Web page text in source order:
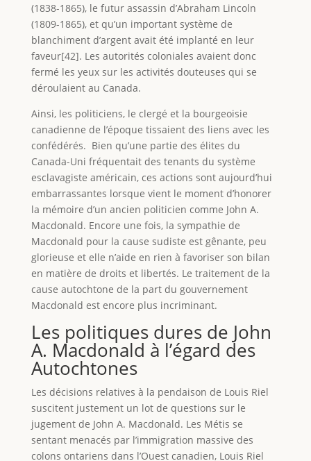
(1838-1865), le futur assassin d’Abraham Lincoln
(1809-1865), et qu’un important système de
blanchiment d’argent avait été implanté en leur
faveur[42]. Les autorités coloniales avaient donc
fermé les yeux sur les activités douteuses qui se
déroulaient au Canada.
Ainsi, les politiciens, le clergé et la bourgeoisie
canadienne de l’époque tissaient des liens avec les
confédérés. Bien qu’une partie des élites du
Canada-Uni fréquentait des tenants du système
esclavagiste américain, ces actions sont aujourd’hui
embarrassantes lorsque vient le moment d’honorer
la mémoire d’un ancien politicien comme John A.
Macdonald. Encore une fois, la sympathie de
Macdonald pour la cause sudiste est gênante, peu
glorieuse et elle n’aide en rien à favoriser son bilan
en matière de droits et libertés. Le traitement de la
cause autochtone de la part du gouvernement
Macdonald est encore plus incriminant.
Les politiques dures de John
A. Macdonald à l’égard des
Autochtones
Les décisions relatives à la pendaison de Louis Riel
suscitent justement un lot de questions sur le
jugement de John A. Macdonald. Les Métis se
sentant menacés par l’immigration massive des
colons ontariens dans l’Ouest canadien, Louis Riel